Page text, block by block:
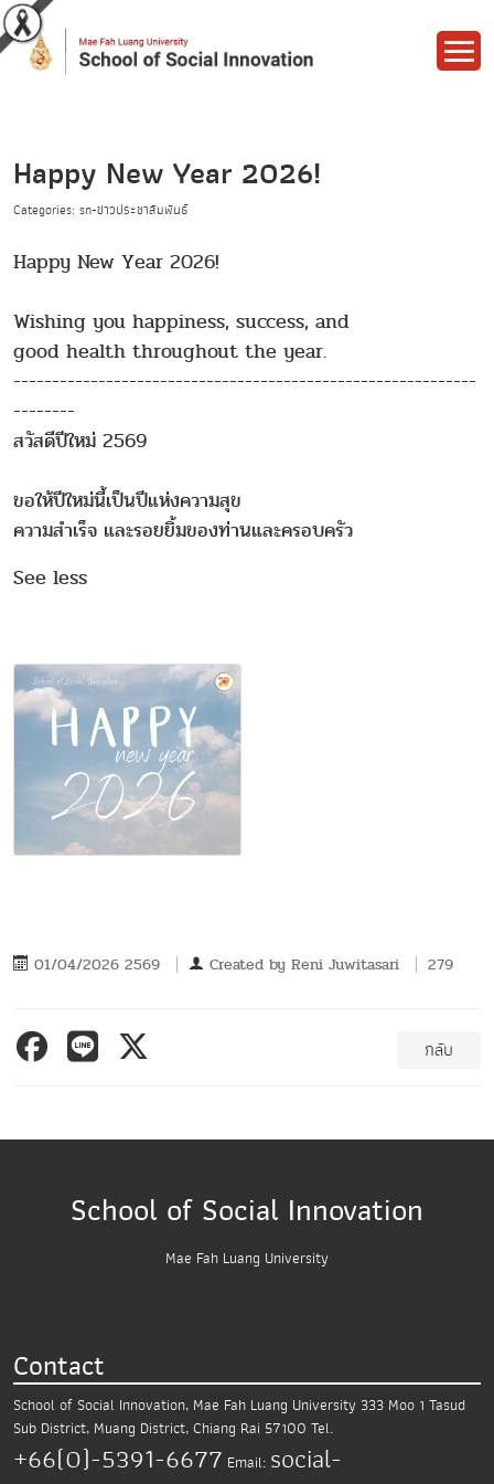
Happy New Year 2026!
Categories: sn-ข่าวประชาสัมพันธ์
Happy New Year 2026!
Wishing you happiness, success, and
good health throughout the year.
------------------------------------------------------------
--------
สวัสดีปีใหม่ 2569
ขอให้ปีใหม่นี้เป็นปีแห่งความสุข
ความสำเร็จ และรอยยิ้มของท่านและครอบครัว
See less
01/04/2026 2569 Created by Reni Juwitasari 279
กลับ
School of Social Innovation
Mae Fah Luang University
Contact
School of Social Innovation, Mae Fah Luang University 333 Moo 1 Tasud
Sub District, Muang District, Chiang Rai 57100 Tel.
+66(0)-5391-6677 Email: social-